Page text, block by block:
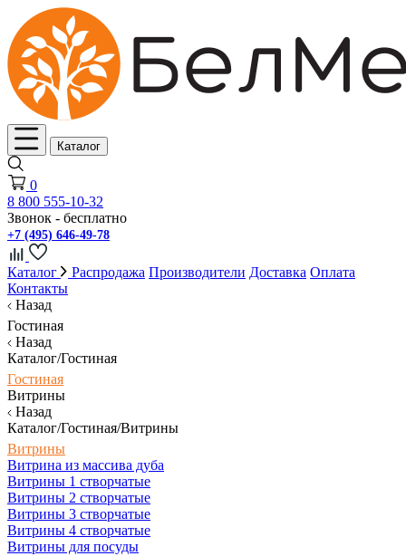
Каталог
0
8 800 555-10-32
Звонок - бесплатно
+7 (495) 646-49-78
Каталог Распродажа Производители Доставка Оплата
Контакты
Назад
Гостиная
Назад
Каталог/Гостиная
Гостиная
Витрины
Назад
Каталог/Гостиная/Витрины
Витрины
Витрина из массива дуба
Витрины 1 створчатые
Витрины 2 створчатые
Витрины 3 створчатые
Витрины 4 створчатые
Витрины для посуды